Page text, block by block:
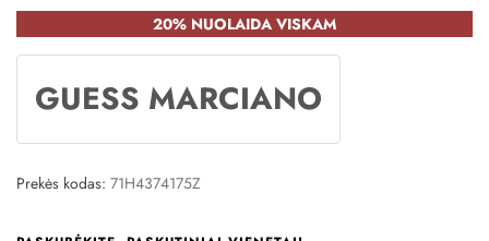
20% NUOLAIDA VISKAM
GUESS MARCIANO
Prekės kodas: 71H4374175Z